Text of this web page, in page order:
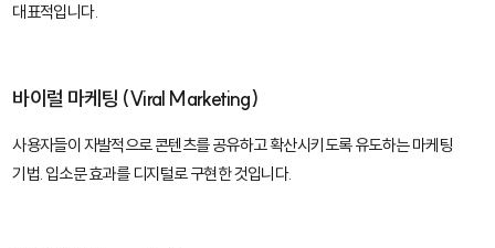
대표적입니다.
바이럴 마케팅 (Viral Marketing)
사용자들이 자발적으로 콘텐츠를 공유하고 확산시키도록 유도하는 마케팅
기법. 입소문 효과를 디지털로 구현한 것입니다.